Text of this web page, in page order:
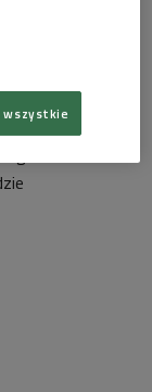
Minasa
jednak
wszystkie